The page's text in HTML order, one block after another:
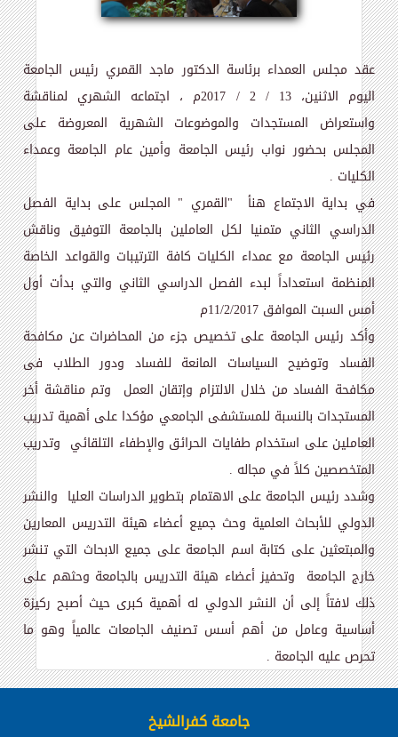
عقد مجلس العمداء برئاسة الدكتور ماجد القمري رئيس الجامعة
اليوم الاثنين، 13 / 2 / 2017م ، اجتماعه الشهري لمناقشة
واستعراض المستجدات والموضوعات الشهرية المعروضة على
المجلس بحضور نواب رئيس الجامعة وأمين عام الجامعة وعمداء
الكليات .
في بداية الاجتماع هنأ "القمري " المجلس على بداية الفصل
الدراسي الثاني متمنيا لكل العاملين بالجامعة التوفيق وناقش
رئيس الجامعة مع عمداء الكليات كافة الترتيبات والقواعد الخاصة
المنظمة استعداداً لبدء الفصل الدراسي الثاني والتي بدأت أول
أمس السبت الموافق 11/2/2017م
وأكد رئيس الجامعة على تخصيص جزء من المحاضرات عن مكافحة
الفساد وتوضيح السياسات المانعة للفساد ودور الطلاب فى
مكافحة الفساد من خلال الالتزام وإتقان العمل وتم مناقشة أخر
المستجدات بالنسبة للمستشفى الجامعي مؤكدا على أهمية تدريب
العاملين على استخدام طفايات الحرائق والإطفاء التلقائي وتدريب
المتخصصين كلاً في مجاله .
وشدد رئيس الجامعة على الاهتمام بتطوير الدراسات العليا والنشر
الدولي للأبحاث العلمية وحث جميع أعضاء هيئة التدريس المعارين
والمبتعثين على كتابة اسم الجامعة على جميع الابحاث التي تنشر
خارج الجامعة وتحفيز أعضاء هيئة التدريس بالجامعة وحثهم على
ذلك لافتاً إلى أن النشر الدولي له أهمية كبرى حيث أصبح ركيزة
أساسية وعامل من أهم أسس تصنيف الجامعات عالمياً وهو ما
تحرص عليه الجامعة .
جامعة كفرالشيخ